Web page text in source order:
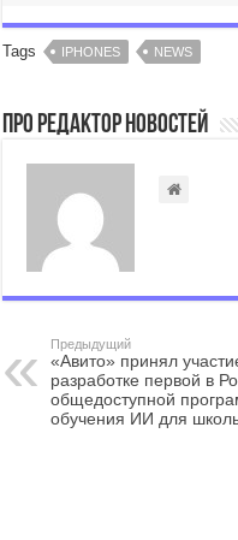
Tags IPHONES NEWS
Про Редактор Новостей
Предыдущий
«Авито» принял
разработке первой в
общедоступной
обучения ИИ для